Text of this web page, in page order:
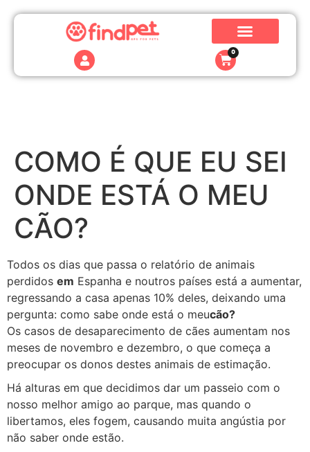
0
COMO É QUE EU SEI
ONDE ESTÁ O MEU
CÃO?
Todos os dias que passa o relatório de animais
perdidos em Espanha e noutros países está a aumentar,
regressando a casa apenas 10% deles, deixando uma
pergunta: como sabe onde está o meucão?
Os casos de desaparecimento de cães aumentam nos
meses de novembro e dezembro, o que começa a
preocupar os donos destes animais de estimação.
Há alturas em que decidimos dar um passeio com o
nosso melhor amigo ao parque, mas quando o
libertamos, eles fogem, causando muita angústia por
não saber onde estão.